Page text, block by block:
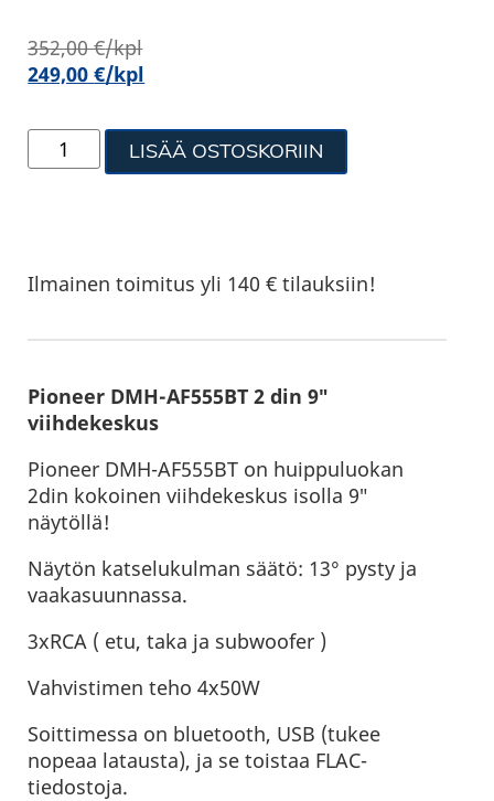
352,00€/kpl
249,00€/kpl
LISÄÄ OSTOSKORIIN
Ilmainen toimitus yli 140 € tilauksiin!
Pioneer DMH-AF555BT 2 din 9″
viihdekeskus
Pioneer DMH-AF555BT on huippuluokan
2din kokoinen viihdekeskus isolla 9″
näytöllä!
Näytön katselukulman säätö: 13° pysty ja
vaakasuunnassa.
3xRCA ( etu, taka ja subwoofer )
Vahvistimen teho 4x50W
Soittimessa on bluetooth, USB (tukee
nopeaa latausta), ja se toistaa FLAC-
tiedostoja.